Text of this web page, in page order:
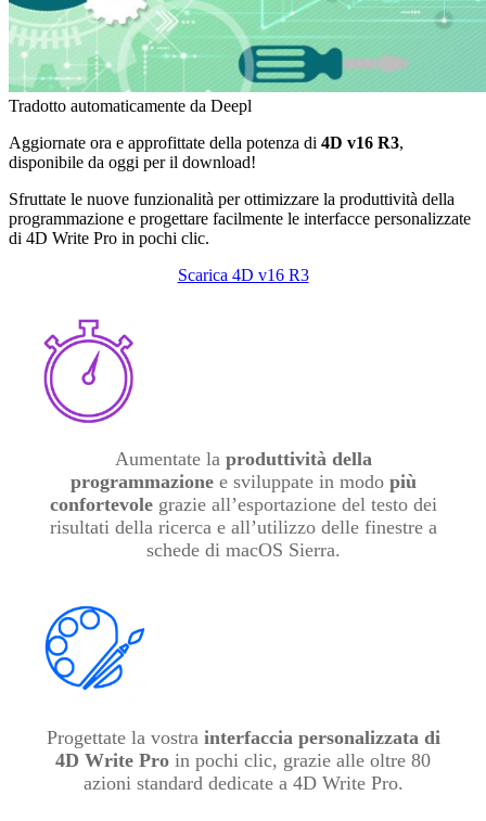
Tradotto automaticamente da Deepl
Aggiornate ora e approfittate della potenza di 4D v16 R3,
disponibile da oggi per il download!
Sfruttate le nuove funzionalità per ottimizzare la produttività della
programmazione e progettare facilmente le interfacce personalizzate
di 4D Write Pro in pochi clic.
Scarica 4D v16 R3
Aumentate la produttività della
programmazionee sviluppate in modo più
confortevolegrazie all’esportazione del testo dei
risultati della ricerca e all’utilizzo delle finestre a
schede di macOS Sierra.
Progettate la vostra interfaccia personalizzata di
4D Write Pro in pochi clic, grazie alle oltre 80
azioni standard dedicate a 4D Write Pro.